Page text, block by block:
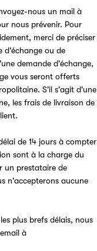
nous un mail à
nous prévenir. Pour
merci de préciser
d'échange ou de
demande d'échange,
vous seront offerts
S'il s'agit d'une
les frais de livraison de
de 14 jours à compter
sont à la charge du
un prestataire de
n'accepterons aucune
plus brefs délais, nous
à